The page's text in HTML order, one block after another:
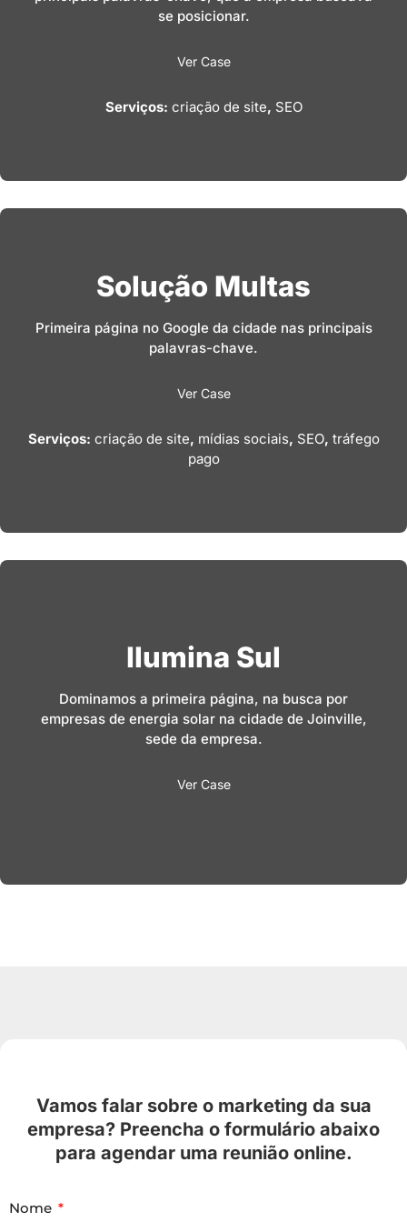
se posicionar.
Ver Case
Serviços: criação de site, SEO
Solução Multas
Primeira página no Google da cidade nas principais
palavras-chave.
Ver Case
Serviços: criação de site, mídias sociais, SEO, tráfego
pago
Ilumina Sul
Dominamos a primeira página, na busca por
empresas de energia solar na cidade de Joinville,
sede da empresa.
Ver Case
Vamos falar sobre o marketing da sua
empresa? Preencha o formulário abaixo
para agendar uma reunião online.
Nome